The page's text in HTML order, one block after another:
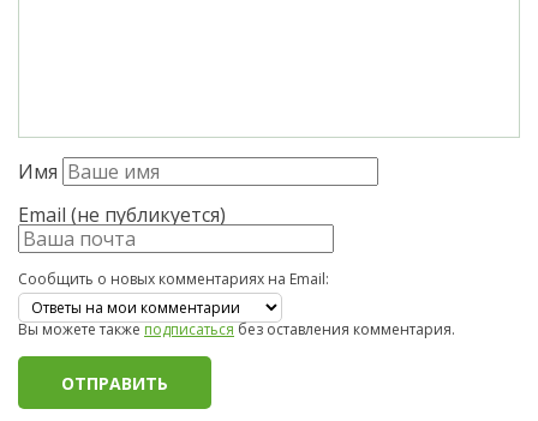
Имя
Email (не публикуется)
Сообщить о новых комментариях на Email:
Вы можете такжеподписатьсябез оставления комментария.